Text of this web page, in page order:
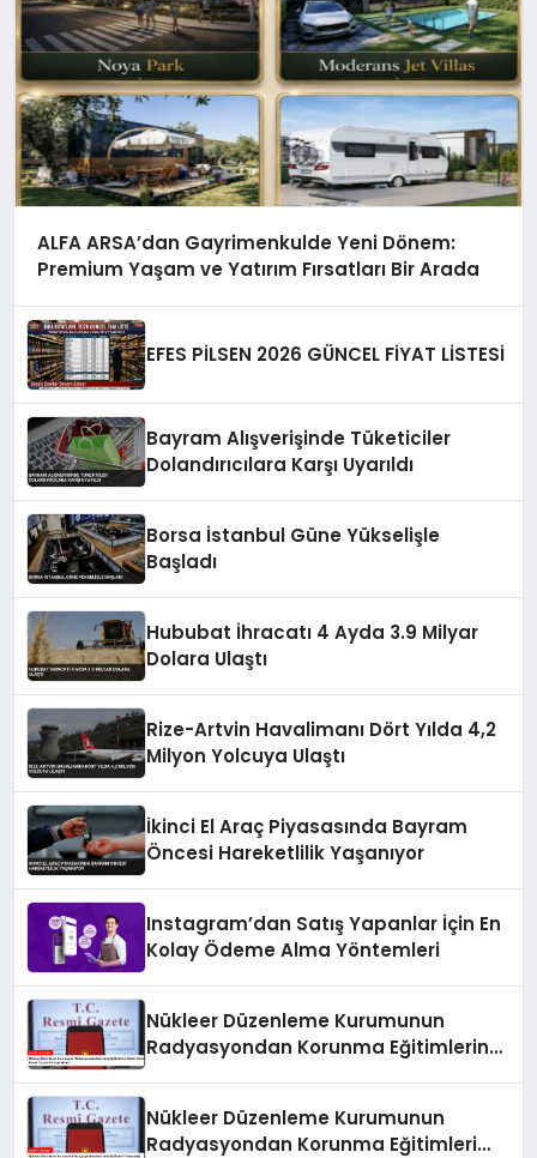
ALFA ARSA’dan Gayrimenkulde Yeni Dönem:
Premium Yaşam ve Yatırım Fırsatları Bir Arada
EFES PİLSEN 2026 GÜNCEL FİYAT LİSTESİ
Bayram Alışverişinde Tüketiciler
Dolandırıcılara Karşı Uyarıldı
Borsa İstanbul Güne Yükselişle
Başladı
Hububat İhracatı 4 Ayda 3.9 Milyar
Dolara Ulaştı
Rize-Artvin Havalimanı Dört Yılda 4,2
Milyon Yolcuya Ulaştı
İkinci El Araç Piyasasında Bayram
Öncesi Hareketlilik Yaşanıyor
Instagram’dan Satış Yapanlar İçin En
Kolay Ödeme Alma Yöntemleri
Nükleer Düzenleme Kurumunun
Radyasyondan Korunma Eğitimlerine
Nükleer Düzenleme Kurumunun
Radyasyondan Korunma Eğitimleri